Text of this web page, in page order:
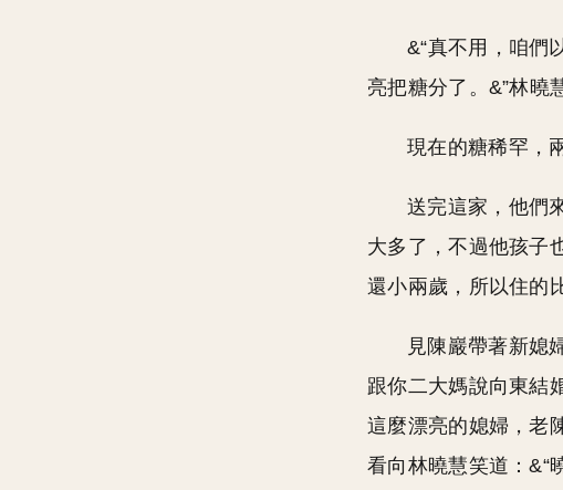
&“真不用，咱們
亮把糖分了。&”林曉
現在的糖稀罕，
送完這家，他們
大多了，不過他孩子
還小兩歲，所以住的
見陳巖帶著新媳
跟你二大媽說向東結
這麼漂亮的媳婦，老
看向林曉慧笑道：&“